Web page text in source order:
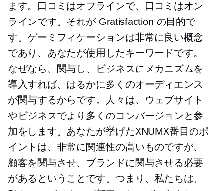
ます。口コミはオフラインで、口コミはオン
ラインです。それが Gratisfaction の目的で
す。ゲーミフィケーションは非常に良い概念
であり、あなたが使用したキーワードです。
なぜなら、関与し、ビジネスにメカニズムを
導入すれば、はるかに多くのオーディエンス
が関与するからです。人々は、ウェブサイト
やビジネスでより多くのコンバージョンと参
加をします。あなたが挙げたXNUMX番目のポ
イントは、非常に関連性の高いものですが、
顧客を関与させ、ブランドに関与させる必要
があるということです。つまり、私たちは、